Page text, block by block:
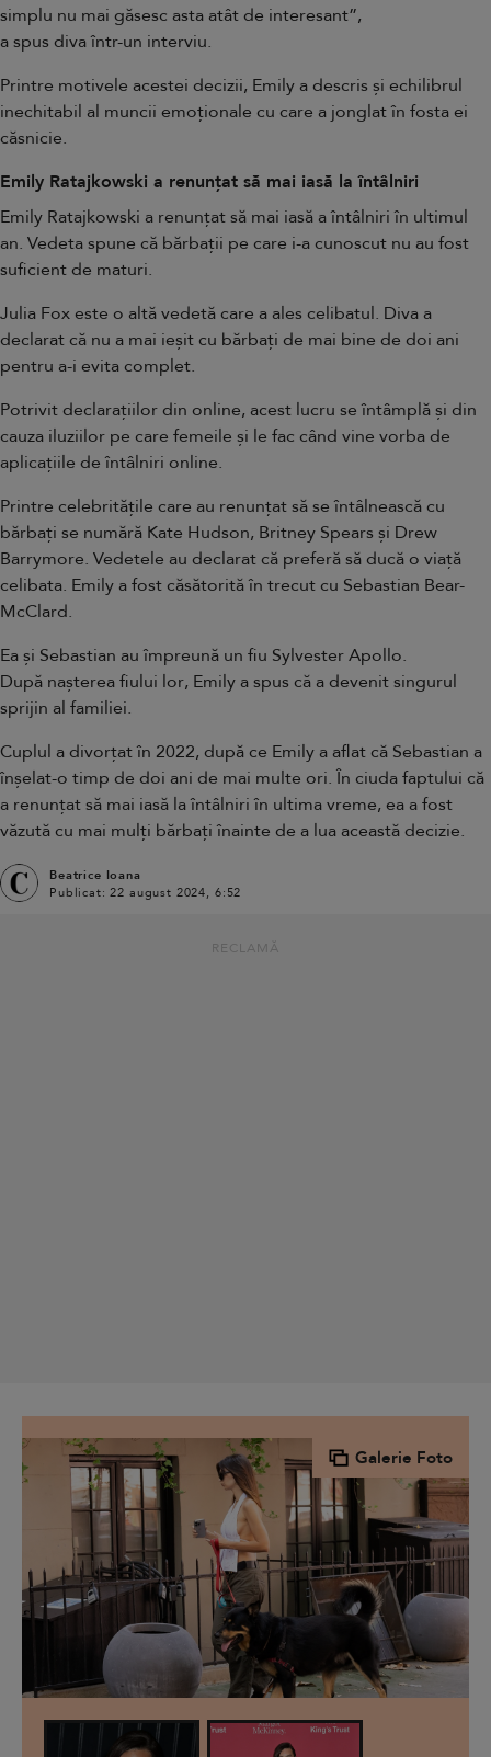
simplu nu mai găsesc asta atât de interesant”,
a spus diva într-un interviu.
Printre motivele acestei decizii, Emily a descris și echilibrul
inechitabil al muncii emoționale cu care a jonglat în fosta ei
căsnicie.
Emily Ratajkowski a renunțat să mai iasă la întâlniri
Emily Ratajkowski a renunțat să mai iasă a întâlniri în ultimul
an. Vedeta spune că bărbații pe care i-a cunoscut nu au fost
suficient de maturi.
Julia Fox este o altă vedetă care a ales celibatul. Diva a
declarat că nu a mai ieșit cu bărbați de mai bine de doi ani
pentru a-i evita complet.
Potrivit declarațiilor din online, acest lucru se întâmplă și din
cauza iluziilor pe care femeile și le fac când vine vorba de
aplicațiile de întâlniri online.
Printre celebritățile care au renunțat să se întâlnească cu
bărbați se numără Kate Hudson, Britney Spears și Drew
Barrymore. Vedetele au declarat că preferă să ducă o viață
celibata. Emily a fost căsătorită în trecut cu Sebastian Bear-
McClard.
Ea și Sebastian au împreună un fiu Sylvester Apollo.
După nașterea fiului lor, Emily a spus că a devenit singurul
sprijin al familiei.
Cuplul a divorțat în 2022, după ce Emily a aflat că Sebastian a
înșelat-o timp de doi ani de mai multe ori. În ciuda faptului că
a renunțat să mai iasă la întâlniri în ultima vreme, ea a fost
văzută cu mai mulți bărbați înainte de a lua această decizie.
Beatrice Ioana
Publicat: 22 august 2024, 6:52
RECLAMĂ
Galerie Foto